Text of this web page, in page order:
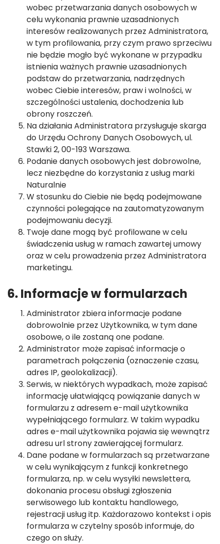
wobec przetwarzania danych osobowych w
celu wykonania prawnie uzasadnionych
interesów realizowanych przez Administratora,
w tym profilowania, przy czym prawo sprzeciwu
nie będzie mogło być wykonane w przypadku
istnienia ważnych prawnie uzasadnionych
podstaw do przetwarzania, nadrzędnych
wobec Ciebie interesów, praw i wolności, w
szczególności ustalenia, dochodzenia lub
obrony roszczeń.
Na działania Administratora przysługuje skarga
do Urzędu Ochrony Danych Osobowych, ul.
Stawki 2, 00-193 Warszawa.
Podanie danych osobowych jest dobrowolne,
lecz niezbędne do korzystania z usług marki
Naturalnie
W stosunku do Ciebie nie będą podejmowane
czynności polegające na zautomatyzowanym
podejmowaniu decyzji.
Twoje dane mogą być profilowane w celu
świadczenia usług w ramach zawartej umowy
oraz w celu prowadzenia przez Administratora
marketingu.
6. Informacje w formularzach
Administrator zbiera informacje podane
dobrowolnie przez Użytkownika, w tym dane
osobowe, o ile zostaną one podane.
Administrator może zapisać informacje o
parametrach połączenia (oznaczenie czasu,
adres IP, geolokalizacji).
Serwis, w niektórych wypadkach, może zapisać
informację ułatwiającą powiązanie danych w
formularzu z adresem e-mail użytkownika
wypełniającego formularz. W takim wypadku
adres e-mail użytkownika pojawia się wewnątrz
adresu url strony zawierającej formularz.
Dane podane w formularzach są przetwarzane
w celu wynikającym z funkcji konkretnego
formularza, np. w celu wysyłki newslettera,
dokonania procesu obsługi zgłoszenia
serwisowego lub kontaktu handlowego,
rejestracji usług itp. Każdorazowo kontekst i opis
formularza w czytelny sposób informuje, do
czego on służy.